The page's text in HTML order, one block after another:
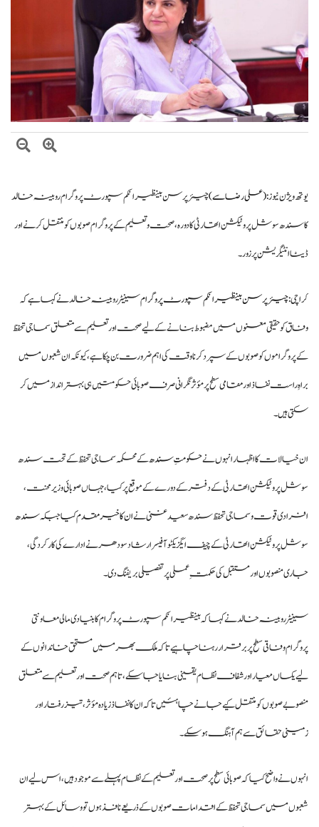
وزیراعظم شہباز شریف کا وفاقی وزارتوں اور ڈویژنز کی کارکردگی کا جامع جائزہ لینے کا
بلاول بھٹو کا آزاد کشمیر انتخابات پر دھاندلی کا الزام، ن لیگ پر سخت تنقید
یوتھ ویژن نیوز :(علی رضا سے)چیئرپرسن بینظیر انکم سپورٹ پروگرام روبینہ خالد
کا سندھ سوشل پروٹیکشن اتھارٹی کا دورہ، صحت و تعلیم کے پروگرام صوبوں کو منتقل کرنے اور
ڈیٹا انٹیگریشن پر زور۔
کراچی:چیئرپرسن بینظیر انکم سپورٹ پروگرامسینیٹر روبینہ خالد نے کہا ہے کہ
وفاق کو حقیقی معنوں میں مضبوط بنانے کے لیے صحت اور تعلیم سے متعلق سماجی تحفظ
کے پروگراموں کو صوبوں کے سپرد کرنا وقت کی اہم ضرورت بن چکا ہے، کیونکہ ان شعبوں میں
براہِ راست نفاذ اور مقامی سطح پر مؤثر نگرانی صرف صوبائی حکومتیں ہی بہتر انداز میں کر
سکتی ہیں۔
ان خیالات کا اظہار انہوں نےحکومتِ سندھکے محکمہ سماجی تحفظ کے تحت سندھ
سوشل پروٹیکشن اتھارٹی کے دفتر کے دورے کے موقع پر کیا، جہاں صوبائی وزیر محنت،
افرادی قوت و سماجی تحفظ سندھ سعید غنی نے ان کا خیرمقدم کیا جبکہ سندھ
سوشل پروٹیکشن اتھارٹی کے چیف ایگزیکٹو آفیسر ارشاد سودھر نے ادارے کی کارکردگی،
جاری منصوبوں اور مستقبل کی حکمتِ عملی پر تفصیلی بریفنگ دی۔
سینیٹر روبینہ خالد نے کہا کہ بینظیر انکم سپورٹ پروگرام کا بنیادی مالی معاونتی
پروگرام وفاقی سطح پر برقرار رہنا چاہیے تاکہ ملک بھر میں مستحق خاندانوں کے
لیے یکساں معیار اور شفاف نظام یقینی بنایا جا سکے، تاہم صحت اور تعلیم سے متعلق
منصوبے صوبوں کو منتقل کیے جانے چاہئیں تاکہ ان کا نفاذ زیادہ مؤثر، تیز رفتار اور
زمینی حقائق سے ہم آہنگ ہو سکے۔
انہوں نے واضح کیا کہ صوبائی سطح پر صحت اور تعلیم کے نظام پہلے سے موجود ہیں، اس لیے ان
شعبوں میں سماجی تحفظ کے اقدامات صوبوں کے ذریعے نافذ ہوں تو وسائل کے بہتر